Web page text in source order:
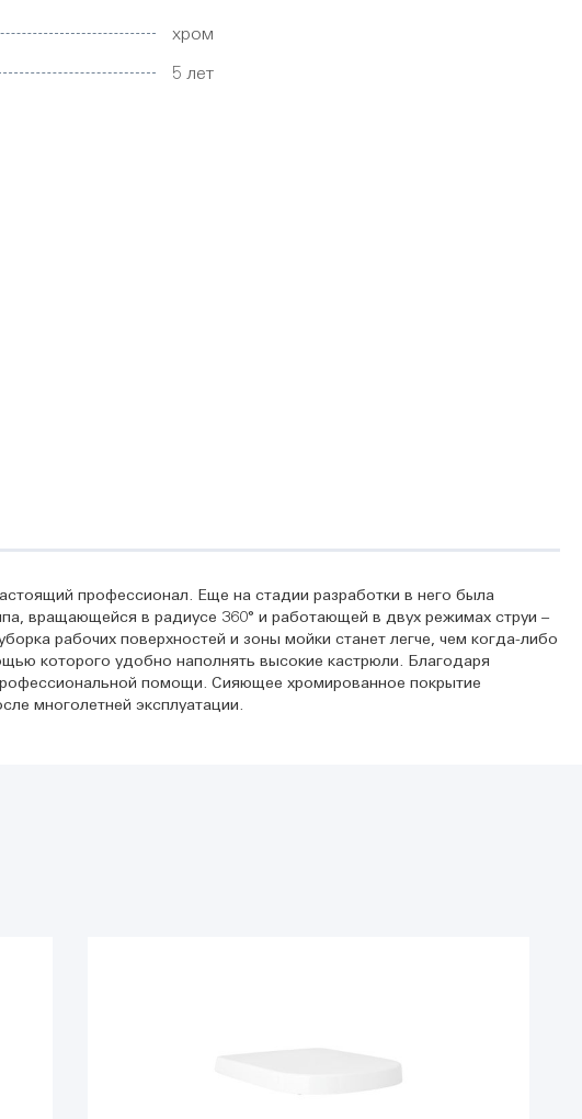
хром
5 лет
профессионал. Еще на стадии разработки в него была
вращающейся в радиусе 360° и работающей в двух режимах струи –
рабочих поверхностей и зоны мойки станет легче, чем когда-либо
которого удобно наполнять высокие кастрюли. Благодаря
помощи. Сияющее хромированное покрытие
многолетней эксплуатации.